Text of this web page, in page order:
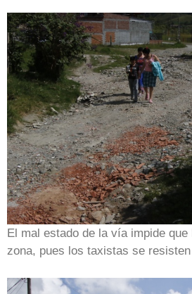
El mal estado de la vía impide
zona, pues los taxistas se